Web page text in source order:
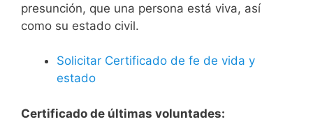
presunción, que una persona está viva, así
como su estado civil.
Solicitar Certificado de fe de vida y
estado
Certificado de últimas voluntades: